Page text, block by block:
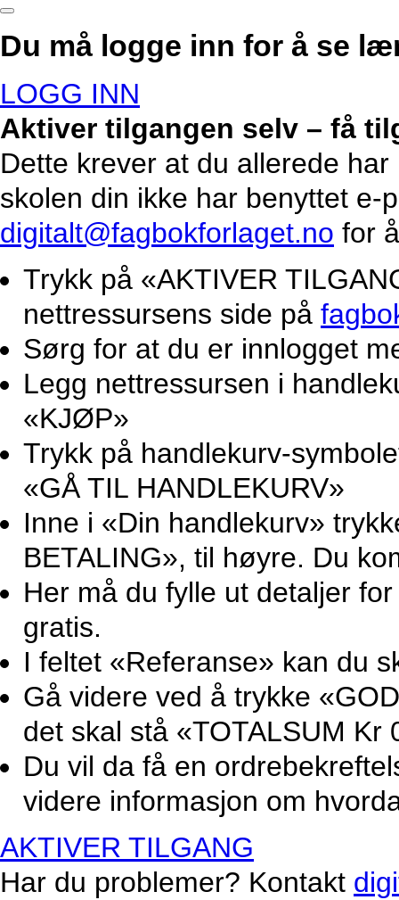
Du må logge inn for å se
LOGG INN
Aktiver tilgangen selv – få
Dette krever at du allerede
skolen din ikke har benyttet e-
digitalt@fagbokforlaget.no for
Trykk på «AKTIVER
nettressursens side på
Sørg for at du er innlogget
Legg nettressursen i
«KJØP»
Trykk på handlekurv-
«GÅ TIL HANDLEKURV»
Inne i «Din handlekurv»
BETALING», til høyre. Du
Her må du fylle ut detaljer
gratis.
I feltet «Referanse» kan du
Gå videre ved å trykke
det skal stå «TOTALSUM Kr
Du vil da få en
videre informasjon om
AKTIVER TILGANG
Har du problemer? Kontakt